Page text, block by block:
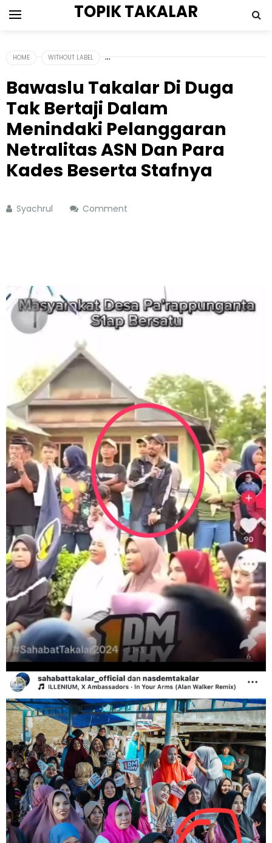
TOPIK TAKALAR
HOME WITHOUT LABEL
Bawaslu Takalar Di Duga
Tak Bertaji Dalam
Menindaki Pelanggaran
Netralitas ASN Dan Para
Kades Beserta Stafnya
Syachrul Comment